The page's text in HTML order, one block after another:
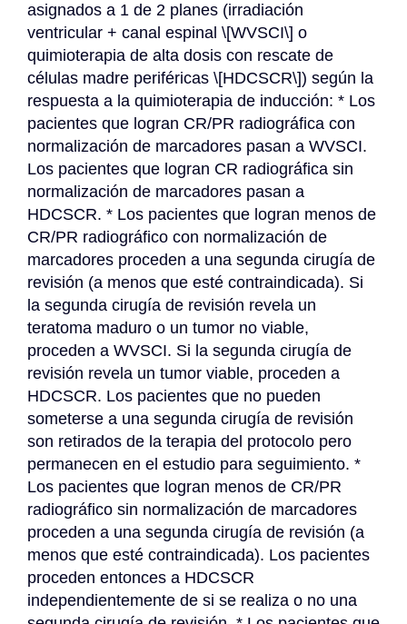
asignados a 1 de 2 planes (irradiación
ventricular + canal espinal \[WVSCI\] o
quimioterapia de alta dosis con rescate de
células madre periféricas \[HDCSCR\]) según la
respuesta a la quimioterapia de inducción: * Los
pacientes que logran CR/PR radiográfica con
normalización de marcadores pasan a WVSCI.
Los pacientes que logran CR radiográfica sin
normalización de marcadores pasan a
HDCSCR. * Los pacientes que logran menos de
CR/PR radiográfico con normalización de
marcadores proceden a una segunda cirugía de
revisión (a menos que esté contraindicada). Si
la segunda cirugía de revisión revela un
teratoma maduro o un tumor no viable,
proceden a WVSCI. Si la segunda cirugía de
revisión revela un tumor viable, proceden a
HDCSCR. Los pacientes que no pueden
someterse a una segunda cirugía de revisión
son retirados de la terapia del protocolo pero
permanecen en el estudio para seguimiento. *
Los pacientes que logran menos de CR/PR
radiográfico sin normalización de marcadores
proceden a una segunda cirugía de revisión (a
menos que esté contraindicada). Los pacientes
proceden entonces a HDCSCR
independientemente de si se realiza o no una